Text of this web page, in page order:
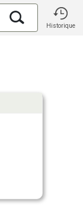
Historique